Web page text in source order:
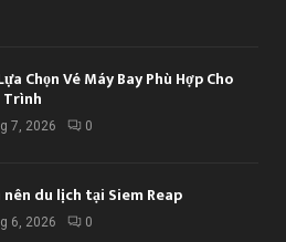
Chọn Vé Máy Bay Phù Hợp Cho
Trình
7, 2026 0
nên du lịch tại Siem Reap
6, 2026 0